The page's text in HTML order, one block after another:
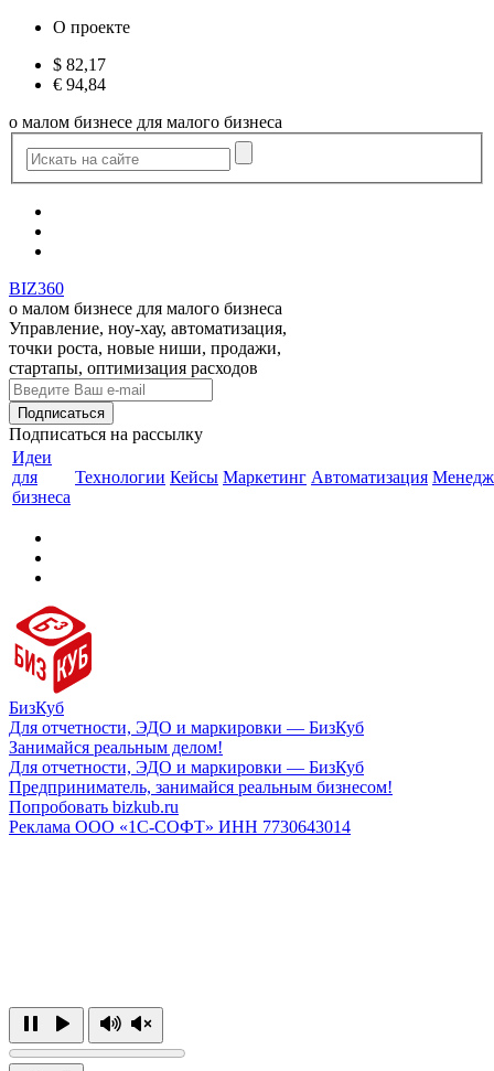
О проекте
$ 82,17
€ 94,84
о малом бизнесе для малого бизнеса
BIZ360
о малом бизнесе для малого бизнеса
Управление, ноу-хау, автоматизация,
точки роста, новые ниши, продажи,
стартапы, оптимизация расходов
Подписаться на рассылку
Идеи
для
бизнеса
Технологии Кейсы Маркетинг Автоматизация
БизКуб
Для отчетности, ЭДО и маркировки — БизКуб
Занимайся реальным делом!
Для отчетности, ЭДО и маркировки — БизКуб
Предприниматель, занимайся реальным бизнесом!
Попробовать bizkub.ru
Реклама ООО «1С-СОФТ» ИНН 7730643014